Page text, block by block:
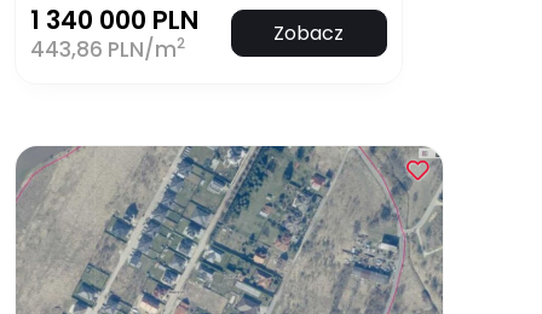
1 340 000 PLN
443,86 PLN/m2 Zobacz